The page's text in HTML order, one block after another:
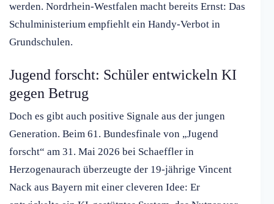
werden. Nordrhein-Westfalen macht bereits Ernst: Das
Schulministerium empfiehlt ein Handy-Verbot in
Grundschulen.
Jugend forscht: Schüler entwickeln KI
gegen Betrug
Doch es gibt auch positive Signale aus der jungen
Generation. Beim 61. Bundesfinale von „Jugend
forscht“ am 31. Mai 2026 bei Schaeffler in
Herzogenaurach überzeugte der 19-jährige Vincent
Nack aus Bayern mit einer cleveren Idee: Er